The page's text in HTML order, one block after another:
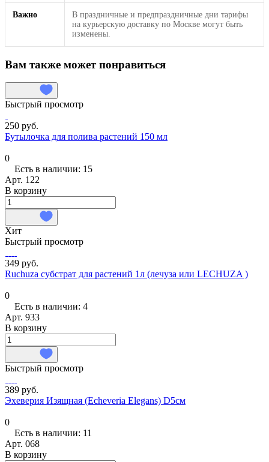
Важно
В праздничные и предпраздничные дни тарифы
на курьерскую доставку по Москве могут быть
изменены.
Вам также может понравиться
Быстрый просмотр
250 руб.
Бутылочка для полива растений 150 мл
0
Есть в наличии: 15
Арт. 122
В корзину
Хит
Быстрый просмотр
349 руб.
Ruchuza субстрат для растений 1л (лечуза или LECHUZA )
0
Есть в наличии: 4
Арт. 933
В корзину
Быстрый просмотр
389 руб.
Эхеверия Изящная (Echeveria Elegans) D5см
0
Есть в наличии: 11
Арт. 068
В корзину